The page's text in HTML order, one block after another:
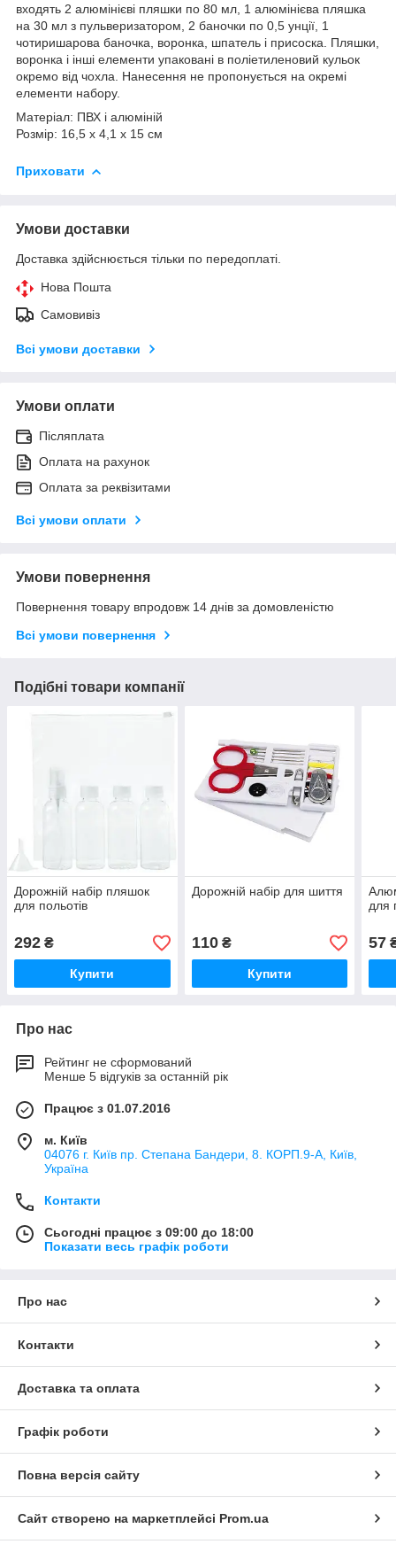
входять 2 алюмінієві пляшки по 80 мл, 1 алюмінієва пляшка
на 30 мл з пульверизатором, 2 баночки по 0,5 унції, 1
чотиришарова баночка, воронка, шпатель і присоска. Пляшки,
воронка і інші елементи упаковані в поліетиленовий кульок
окремо від чохла. Нанесення не пропонується на окремі
елементи набору.
Матеріал: ПВХ і алюміній
Розмір: 16,5 x 4,1 x 15 cм
Приховати
Умови доставки
Доставка здійснюється тільки по передоплаті.
Нова Пошта
Самовивіз
Всі умови доставки
Умови оплати
Післяплата
Оплата на рахунок
Оплата за реквізитами
Всі умови оплати
Умови повернення
Повернення товару впродовж 14 днів за домовленістю
Всі умови повернення
Подібні товари компанії
Дорожній набір пляшок
для польотів
292 ₴
Купити
Дорожній набір для шиття
110₴
Купити
для
57
Про нас
Рейтинг не сформований
Менше 5 відгуків за останній рік
Працює з 01.07.2016
м. Київ
04076 г. Київ пр. Степана Бандери, 8. КОРП.9-А, Київ,
Україна
Контакти
Сьогодні працює з 09:00 до 18:00
Показати весь графік роботи
Про нас
Контакти
Доставка та оплата
Графік роботи
Повна версія сайту
Сайт створено на маркетплейсі Prom.ua